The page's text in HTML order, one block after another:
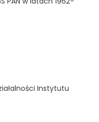
Instytutu